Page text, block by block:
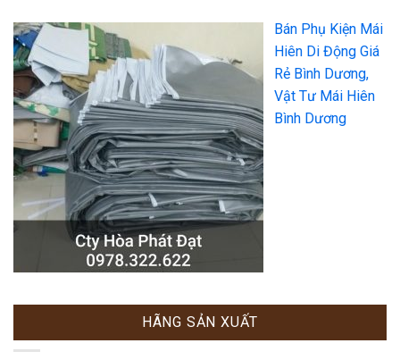
Bán Phụ Kiện Mái
Hiên Di Động Giá
Rẻ Bình Dương,
Vật Tư Mái Hiên
Bình Dương
HÃNG SẢN XUẤT